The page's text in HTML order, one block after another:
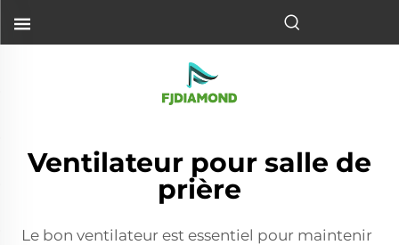
Ventilateur pour salle de
prière
Le bon ventilateur est essentiel pour maintenir